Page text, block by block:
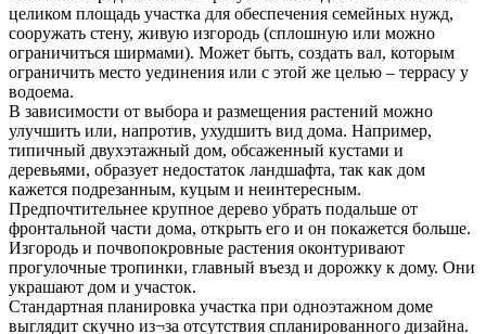
целиком площадь участка для обеспечения семейных нужд,
сооружать стену, живую изгородь (сплошную или можно
ограничиться ширмами). Может быть, создать вал, которым
ограничить место уединения или с этой же целью – террасу у
водоема.
В зависимости от выбора и размещения растений можно
улучшить или, напротив, ухудшить вид дома. Например,
типичный двухэтажный дом, обсаженный кустами и
деревьями, образует недостаток ландшафта, так как дом
кажется подрезанным, куцым и неинтересным.
Предпочтительнее крупное дерево убрать подальше от
фронтальной части дома, открыть его и он покажется больше.
Изгородь и почвопокровные растения оконтуривают
прогулочные тропинки, главный въезд и дорожку к дому. Они
украшают дом и участок.
Стандартная планировка участка при одноэтажном доме
выглядит скучно из¬за отсутствия спланированного дизайна.